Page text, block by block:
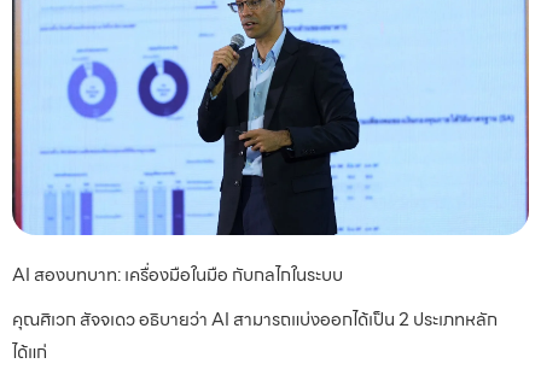
AI สองบทบาท: เครื่องมือในมือ กับกลไกในระบบ
คุณศิเวก สัจจเดว อธิบายว่า AI สามารถแบ่งออกได้เป็น 2 ประเภทหลัก
ได้แก่